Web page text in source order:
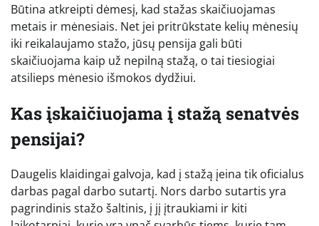
Būtina atkreipti dėmesį, kad stažas skaičiuojamas
metais ir mėnesiais. Net jei pritrūkstate kelių mėnesių
iki reikalaujamo stažo, jūsų pensija gali būti
skaičiuojama kaip už nepilną stažą, o tai tiesiogiai
atsilieps mėnesio išmokos dydžiui.
Kas įskaičiuojama į stažą senatvės
pensijai?
Daugelis klaidingai galvoja, kad į stažą įeina tik oficialus
darbas pagal darbo sutartį. Nors darbo sutartis yra
pagrindinis stažo šaltinis, į jį įtraukiami ir kiti